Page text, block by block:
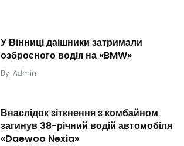
У Вінниці даішники затримали
озброєного водія на «BMW»
By Admin
Внаслідок зіткнення з комбайном
загинув 38-річний водій автомобіля
«Daewoo Nexia»